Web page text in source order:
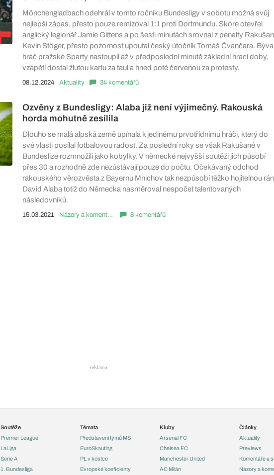
Mönchengladbach odehrál v tomto ročníku Bundesligy v sobotu možná svůj
nejlepší zápas, přesto pouze remizoval 1:1 proti Dortmundu. Skóre otevřel
anglický legionář Jamie Gittens a po šesti minutách srovnal z penalty Rakušan
Kevin Stöger, přesto pozornost upoutal český útočník Tomáš Čvančara.
hráč pražské Sparty nastoupil až v předposlední minutě základní hrací doby,
vzápětí dostal žlutou kartu za faul a hned poté červenou za protesty.
08.12.2024 Aktuality 34 komentářů
Ozvěny z Bundesligy: Alaba již není výjimečný. Rakouská
horda mohutně zesílila
Dlouho se malá alpská země upínala k jedinému prvotřídnímu hráči, který do
své vlasti posílal fotbalovou radost. Za poslední roky se však Rakušané v
Bundeslize rozmnožili jako kobylky. V německé nejvyšší soutěži jich působí
přes 30 a rozhodně zde nezůstávají pouze do počtu. Očekávaný odchod
rakouského věrozvěsta z Bayernu Mnichov tak nezpůsobí těžko hojitelnou
David Alaba totiž do Německa nasměroval nespočet talentovaných
následovníků.
15.03.2021 Názory a komentáře 8 komentářů
Soutěže
Premier League
LaLiga
Serie A
1. Bundesliga
Témata
Představení týmů MS
EuroSkauting
PL v kostce
Evropské koeficienty
Kluby
Arsenal FC
Chelsea FC
Manchester United
AC Milán
Články
Aktuality
Previews
Komentáře a
Názory a